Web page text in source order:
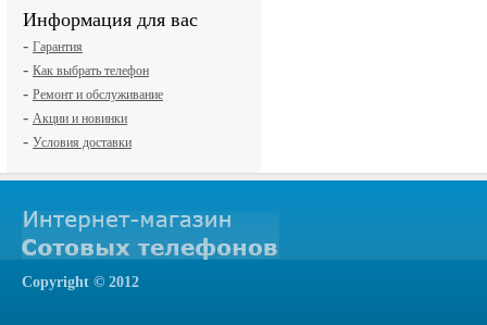
Информация для вас
- Гарантия
- Как выбрать телефон
- Ремонт и обслуживание
- Акции и новинки
- Условия доставки
Сopyright © 2012